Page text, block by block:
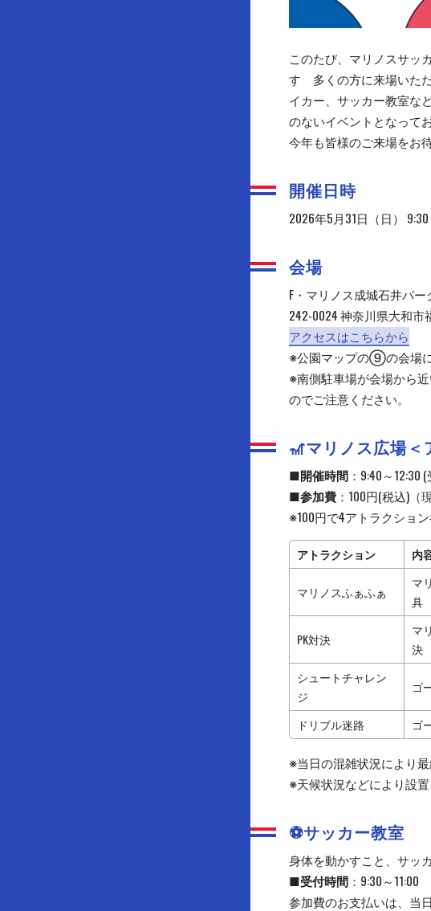
このたび、マリノスサッ
す 多くの方に来場いた
イカー、サッカー教室な
のないイベントとなってお
今年も皆様のご来場をお
開催日時
2026年5月31日（日） 9:30
会場
F・マリノス成城石井パ
242-0024 神奈川県大和市
アクセスはこちらから
※公園マップの⑨の会場に
※南側駐車場が会場から
のでご注意ください。
🎢マリノス広場＜
■開催時間 ：9:40～12:30
■参加費 ：100円(税込)（
※100円で4アトラクショ
アトラクション 内
マリノスふぁふぁ
マ
具
PK対決
マ
決
シュートチャレン
ジ
ゴ
ドリブル迷路 ゴ
※当日の混雑状況により
※天候状況などにより設
⚽サッカー教室
身体を動かすこと、サッ
■受付時間 ：9:30～11:00
参加費のお支払いは、当